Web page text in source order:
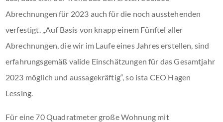
Abrechnungen für 2023 auch für die noch ausstehenden
verfestigt. „Auf Basis von knapp einem Fünftel aller
Abrechnungen, die wir im Laufe eines Jahres erstellen, sind
erfahrungsgemäß valide Einschätzungen für das Gesamtjahr
2023 möglich und aussagekräftig“, so ista CEO Hagen
Lessing.
Für eine 70 Quadratmeter große Wohnung mit